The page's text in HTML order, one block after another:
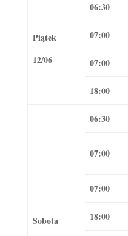
Piątek
12/06
06:30
07:00
07:00
18:00
Sobota
06:30
07:00
07:00
18:00